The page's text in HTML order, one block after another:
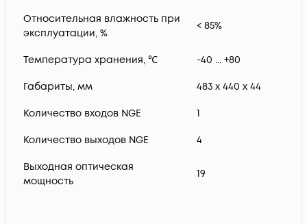
Относительная влажность при
эксплуатации, %
< 85%
Температура хранения, ℃ -40 ... +80
Габариты, мм 483 x 440 x 44
Количество входов NGE 1
Количество выходов NGE 4
Выходная оптическая
мощность
19